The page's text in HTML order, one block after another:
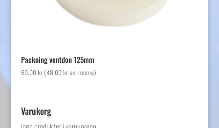
Packning ventdon 125mm
60.00 kr (48.00 krex. moms)
Varukorg
Inga produkter i varukorgen.